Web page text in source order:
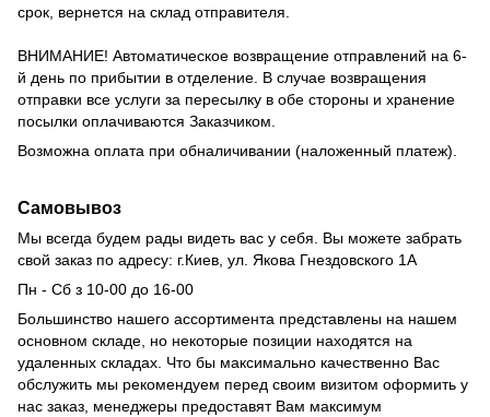
срок, вернется на склад отправителя.
ВНИМАНИЕ! Автоматическое возвращение отправлений на 6-
й день по прибытии в отделение. В случае возвращения
отправки все услуги за пересылку в обе стороны и хранение
посылки оплачиваются Заказчиком.
Возможна оплата при обналичивании (наложенный платеж).
Самовывоз
Мы всегда будем рады видеть вас у себя. Вы можете забрать
свой заказ по адресу: г.Киев, ул. Якова Гнездовского 1А
Пн - Сб з 10-00 до 16-00
Большинство нашего ассортимента представлены на нашем
основном складе, но некоторые позиции находятся на
удаленных складах. Что бы максимально качественно Вас
обслужить мы рекомендуем перед своим визитом оформить у
нас заказ, менеджеры предоставят Вам максимум